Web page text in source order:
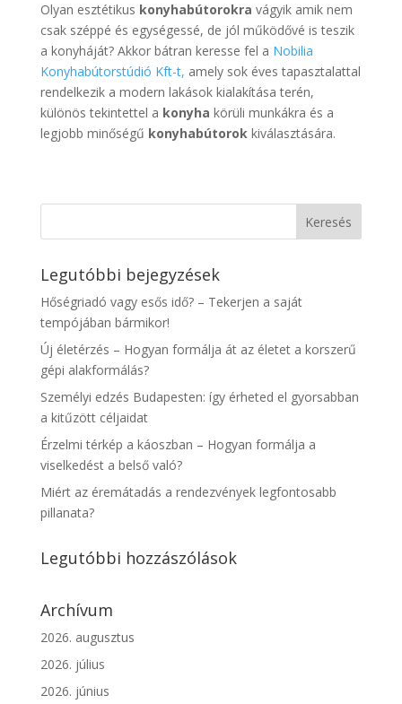
Olyan esztétikus konyhabútorokra vágyik amik nem
csak széppé és egységessé, de jól működővé is teszik
a konyháját? Akkor bátran keresse fel a Nobilia
Konyhabútorstúdió Kft-t, amely sok éves tapasztalattal
rendelkezik a modern lakások kialakítása terén,
különös tekintettel a konyha körüli munkákra és a
legjobb minőségű konyhabútorokkiválasztására.
Legutóbbi bejegyzések
Hőségriadó vagy esős idő? – Tekerjen a saját
tempójában bármikor!
Új életérzés – Hogyan formálja át az életet a korszerű
gépi alakformálás?
Személyi edzés Budapesten: így érheted el gyorsabban
a kitűzött céljaidat
Érzelmi térkép a káoszban – Hogyan formálja a
viselkedést a belső való?
Miért az éremátadás a rendezvények legfontosabb
pillanata?
Legutóbbi hozzászólások
Archívum
2026. augusztus
2026. július
2026. június